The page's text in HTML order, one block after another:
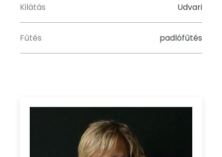
Kilátás Udvari
Fűtés padlófűtés